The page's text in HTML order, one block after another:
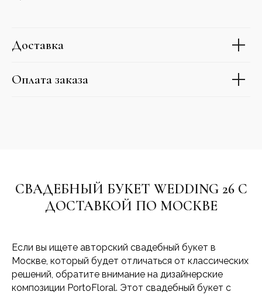
Доставка
Оплата заказа
СВАДЕБНЫЙ БУКЕТ WEDDING 26 С
ДОСТАВКОЙ ПО МОСКВЕ
Если вы ищете авторский свадебный букет в
Москве, который будет отличаться от классических
решений, обратите внимание на дизайнерские
композиции PortoFloral. Этот свадебный букет с